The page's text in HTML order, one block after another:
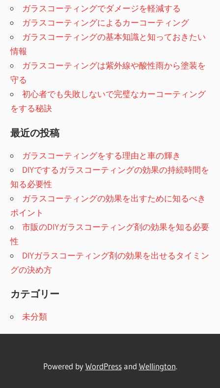
シ
ョ
ン
ガラスコーティングでダメージを軽減する
ガラスコーティングによるカーコーティング
ガラスコーティングの基本知識と知っておきたい
情報
ガラスコーティングは紫外線や酸性雨から塗装を
守る
初心者でも失敗しないで完璧なカーコーティング
をする秘訣
最近の投稿
ガラスコーティングをする理由と車の輝き
DIYでするガラスコーティングの効果の持続時間を
知る必要性
ガラスコーティングの効果を出すために知るべき
ポイント
市販のDIYガラスコーティング剤の効果を知る必要
性
DIYガラスコーティング剤の効果を出せるタイミン
グの決め方
カテゴリー
未分類
Powered byWordPressand Wellington.